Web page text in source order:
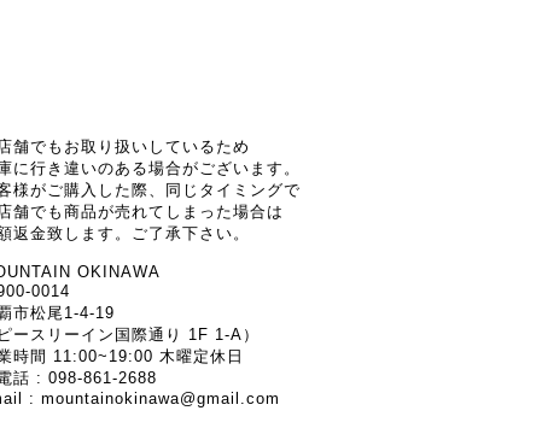
舗でもお取り扱いしているため
に行き違いのある場合がございます。
様がご購入した際、同じタイミングで
舗でも商品が売れてしまった場合は
返金致します。ご了承下さい。
OKINAWA
0014
市松尾1-4-19
ピースリーイン国際通り 1F 1-A）
時間 11:00~19:00 木曜定休日
話 : 098-861-2688
: mountainokinawa@gmail.com